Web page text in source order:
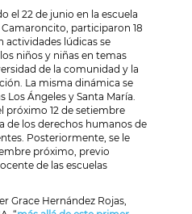
el 22 de junio en la escuela
participaron 18
actividades lúdicas se
niños y niñas en temas
de la comunidad y la
La misma dinámica se
Los Ángeles y Santa María.
próximo 12 de setiembre
de los derechos humanos de
Posteriormente, se le
próximo, previo
de las escuelas
Grace Hernández Rojas,